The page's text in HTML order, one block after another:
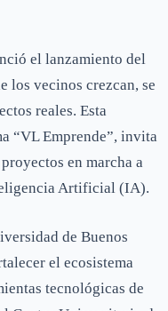
el lanzamiento del
los vecinos crezcan, se
reales. Esta
“VL Emprende”, invita
en marcha a
Artificial (IA).
de Buenos
el ecosistema
tecnológicas de